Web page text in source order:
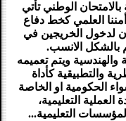
الوطني تأتي
العلمي كخط دفاع
لدخول الخريجين في
بالشكل الانسب.
ويتم تعميمه
والتطبيقية كأداة
الحكومية او الخاصة
التعليمية،
التعليمية...